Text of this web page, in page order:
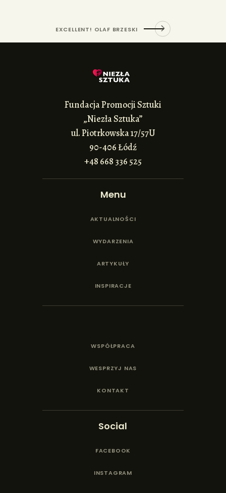
EXCELLENT! OLAF BRZESKI
Fundacja Promocji Sztuki
„Niezła Sztuka”
ul. Piotrkowska 17/57U
90-406 Łódź
+48 668 336 525
Menu
AKTUALNOŚCI
WYDARZENIA
ARTYKUŁY
INSPIRACJE
WSPÓŁPRACA
WESPRZYJ NAS
KONTAKT
Social
FACEBOOK
INSTAGRAM